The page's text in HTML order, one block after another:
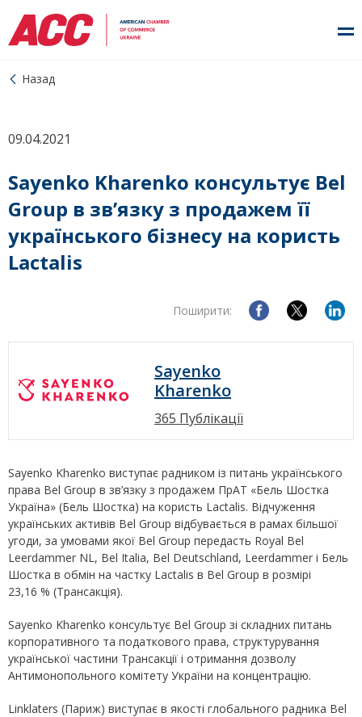
Назад
09.04.2021
Sayenko Kharenko консультує Bel
Group в зв’язку з продажем її
українського бізнесу на користь
Lactalis
Поширити:
Sayenko
Kharenko
365 Публікації
Sayenko Kharenko виступає радником із питань українського
права Bel Group в зв’язку з продажем ПрАТ «Бель Шостка
Україна» (Бель Шостка) на користь Lactalis. Відчуження
українських активів Bel Group відбувається в рамах більшої
угоди, за умовами якої Bel Group передасть Royal Bel
Leerdammer NL, Bel Italia, Bel Deutschland, Leerdammer і Бель
Шостка в обмін на частку Lactalis в Bel Group в розмірі
23,16 % (Трансакція).
Sayenko Kharenko консультує Bel Group зі складних питань
корпоративного та податкового права, структурування
української частини Трансакції і отримання дозволу
Антимонопольного комітету України на концентрацію.
Linklaters (Париж) виступає в якості глобального радника Bel